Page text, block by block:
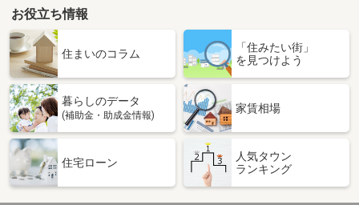
お役立ち情報
住まいのコラム
「住みたい街」
を見つけよう
暮らしのデータ
(補助金・助成金情報)
家賃相場
住宅ローン
人気タウン
ランキング